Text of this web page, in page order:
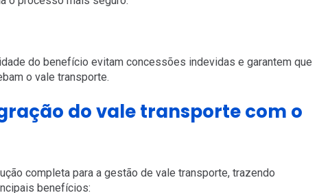
do benefício evitam concessões indevidas e garantem que
o vale transporte.
do vale transporte com o
completa para a gestão de vale transporte, trazendo
benefícios: